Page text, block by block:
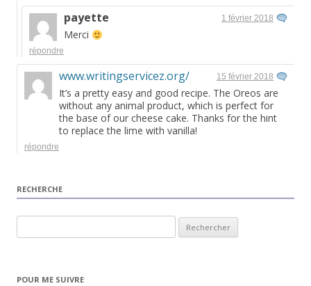
payette 1 février 2018
Merci
répondre
www.writingservicez.org/ 15 février 2018
It’s a pretty easy and good recipe. The Oreos are
without any animal product, which is perfect for
the base of our cheese cake. Thanks for the hint
to replace the lime with vanilla!
répondre
RECHERCHE
POUR ME SUIVRE